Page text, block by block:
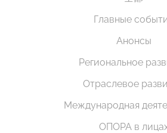
Главные
Анонсы
Региональное
Отраслевое
Международная
ОПОРА в